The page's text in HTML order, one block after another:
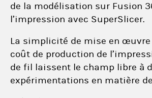
de la modélisation sur Fusion
l’impression avec SuperSlicer.
La simplicité de mise en
coût de production de
de fil laissent le champ libre à
expérimentations en matière